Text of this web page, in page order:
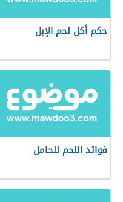
حكم أكل لحم الإبل
فوائد اللحم للحامل